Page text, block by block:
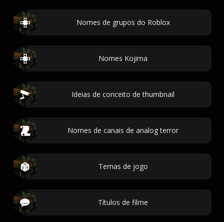
Nomes de grupos do Roblox
Nomes Kojima
Ideias de conceito de thumbnail
Nomes de canais de analog terror
Temas de jogo
Títulos de filme